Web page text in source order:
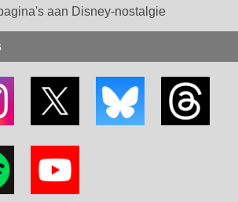
aan Disney-nostalgie